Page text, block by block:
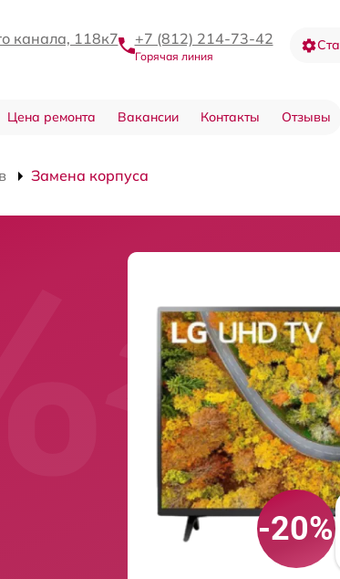
канала, 118к7 +7 (812) 214-73-42
Горячая линия
Цена ремонта Вакансии Контакты Отзывы
Замена корпуса
-20%